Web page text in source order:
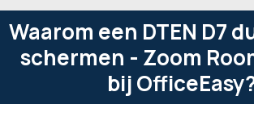
Waarom een DTEN D7
schermen - Zoom
bij